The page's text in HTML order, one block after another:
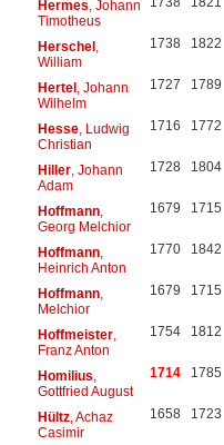
Hermes , Johann
Timotheus
Herschel,
William
1738 1822
Hertel, Johann
Wilhelm
1727 1789
Hesse, Ludwig
Christian
1716 1772
Hiller, Johann
Adam
1728 1804
Hoffmann,
Georg Melchior
1679 1715
Hoffmann,
Heinrich Anton
1770 1842
Hoffmann,
Melchior
1679 1715
Hoffmeister,
Franz Anton
1754 1812
Homilius
Gottfried August
1714 1785
Hültz, Achaz
Casimir
1658 1723